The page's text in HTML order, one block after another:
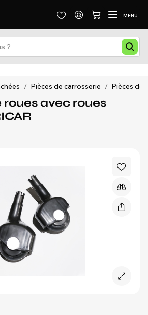
MENU
/ Pièces de carrosserie / Pièces de
avec roues